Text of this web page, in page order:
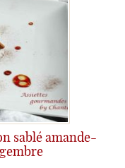
sablé amande-